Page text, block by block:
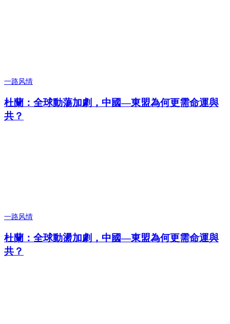
一路风情
杜蘭：全球動蕩加劇，中國—東盟為何更需命運與
共？
一路风情
杜蘭：全球動盪加劇，中國—東盟為何更需命運與
共？